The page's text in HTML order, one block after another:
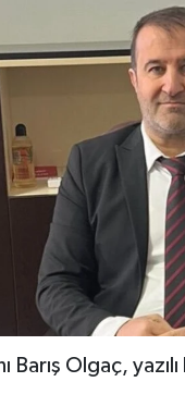
Barış Olgaç,